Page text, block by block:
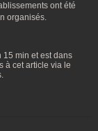
ont été
organisés.
15 min et est dans
à cet article via le